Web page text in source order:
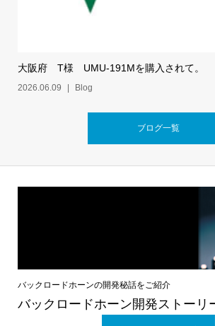
2026.06.09 Blog
ブログ一覧
バックロードホーンの開発秘話をご紹介
バックロードホーン開発ストーリー
詳しくはこちら